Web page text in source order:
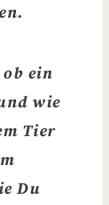
ein
wie
Tier
Du